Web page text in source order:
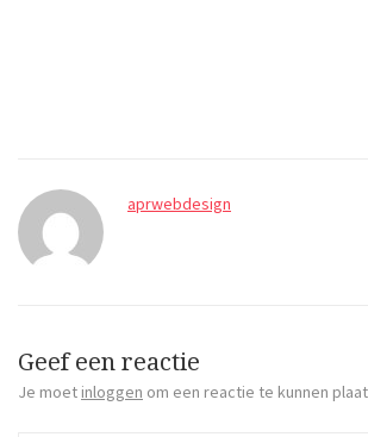
aprwebdesign
Geef een reactie
Je moet inloggen om een reactie te kunnen